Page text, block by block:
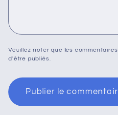
Veuillez noter que les
d'être publiés.